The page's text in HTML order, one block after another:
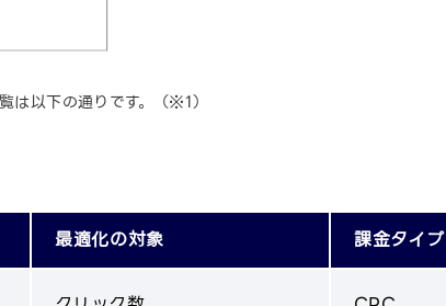
は以下の通りです。（※1）
最適化の対象 課金タイプ